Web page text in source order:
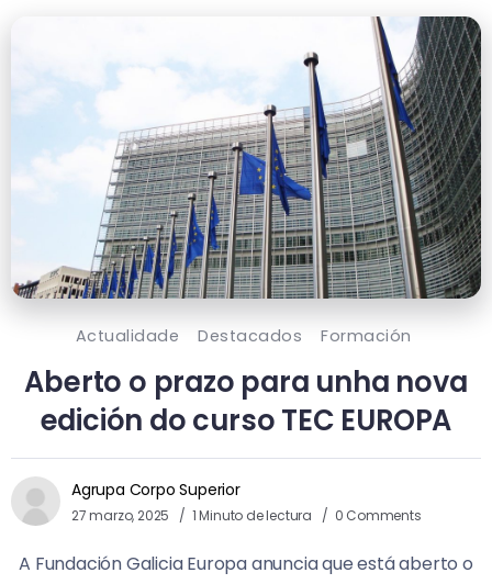
Actualidade Destacados Formación
Aberto o prazo para unha nova
edición do curso TEC EUROPA
Agrupa Corpo Superior
27 marzo, 2025 1 Minuto de lectura 0 Comments
A Fundación Galicia Europa anuncia que está aberto o